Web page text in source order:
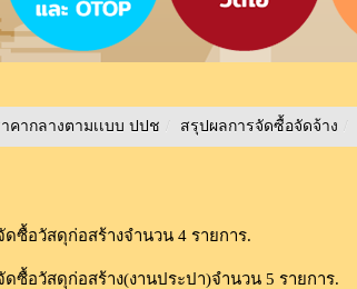
าคากลางตามเเบบ ปปช / สรุปผลการจัดซื้อจัดจ้าง /
ซื้อวัสดุก่อสร้างจำนวน 4 รายการ.
ซื้อวัสดุก่อสร้าง(งานประปา)จำนวน 5 รายการ.